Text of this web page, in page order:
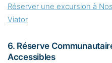
Réserver une excursion à
Viator
6. Réserve
Accessibles